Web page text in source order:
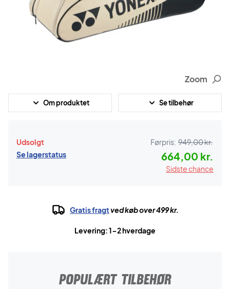
Zoom
Om produktet Se tilbehør
Udsolgt
Se lagerstatus
Førpris: 949,00 kr.
664,00 kr.
Sidste chance
Gratis fragtved køb over 499 kr.
Levering: 1-2 hverdage
POPULÆRT TILBEHØR